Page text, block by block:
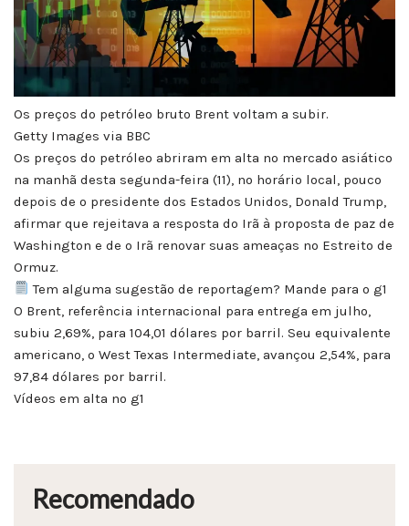
Os preços do petróleo bruto Brent voltam a subir.
Getty Images via BBC
Os preços do petróleo abriram em alta no mercado asiático
na manhã desta segunda-feira (11), no horário local, pouco
depois de o presidente dos Estados Unidos, Donald Trump,
afirmar que rejeitava a resposta do Irã à proposta de paz de
Washington e de o Irã renovar suas ameaças no Estreito de
Ormuz.
Tem alguma sugestão de reportagem? Mande para o g1
O Brent, referência internacional para entrega em julho,
subiu 2,69%, para 104,01 dólares por barril. Seu equivalente
americano, o West Texas Intermediate, avançou 2,54%, para
97,84 dólares por barril.
Vídeos em alta no g1
Recomendado